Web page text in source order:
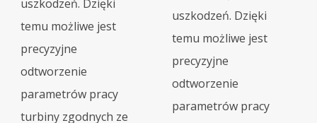
uszkodzeń. Dzięki
temu możliwe jest
precyzyjne
odtworzenie
parametrów pracy
turbiny zgodnych ze
uszkodzeń. Dzięki
temu możliwe jest
precyzyjne
odtworzenie
parametrów pracy